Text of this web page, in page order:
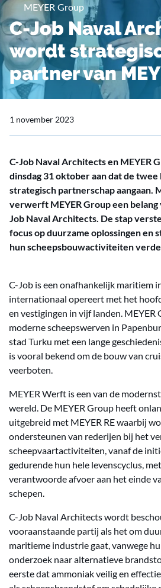
MEYER Group
C-Job Naval
wordt
partner van
1 november 2023
C-Job Naval Architects en MEYER
dinsdag 31 oktober aan dat de
strategisch partnerschap aangaan.
verwerft MEYER Group een belang
Job Naval Architects. De stap
focus op duurzame oplossingen en
hun scheepsbouwactiviteiten
C-Job is een onafhankelijk maritiem
internationaal opereert met het
en vestigingen in vijf landen.
moderne scheepswerven in
stad Turku met een lange
is vooral bekend om de bouw van
veerboten.
MEYER Werft is een van de
wereld. De MEYER Group heeft
uitgebreid met MEYER RE waarbij
ondersteunen van rederijen bij het
scheepvaartactiviteiten, vanaf de
gedurende hun hele levenscyclus,
verantwoorde afvoer aan het einde
schepen.
C-Job Naval Architects wordt
vooraanstaande partij als het om
maritieme industrie gaat, vanwege
onderzoek naar alternatieve
eerste dat ammoniak veilig en